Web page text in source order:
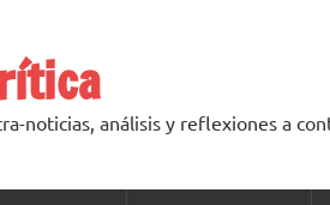
noticias, análisis y reflexiones a